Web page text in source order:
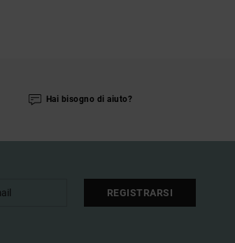
Hai bisogno di aiuto?
REGISTRARSI